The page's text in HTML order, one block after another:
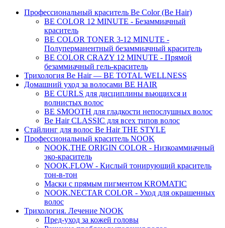
Профессиональный краситель Be Color (Be Hair)
BE COLOR 12 MINUTE - Безаммиачный
краситель
BE COLOR TONER 3-12 MINUTE -
Полуперманентный безаммиачный краситель
BE COLOR CRAZY 12 MINUTE - Прямой
безаммиачный гель-краситель
Трихология Be Hair — BE TOTAL WELLNESS
Домашний уход за волосами BE HAIR
BE CURLS для дисциплины вьющихся и
волнистых волос
BE SMOOTH для гладкости непослушных волос
Be Hair CLASSIC для всех типов волос
Стайлинг для волос Be Hair THE STYLE
Профессиональный краситель NOOK
NOOK.THE ORIGIN COLOR - Низкоаммиачный
эко-краситель
NOOK.FLOW - Кислый тонирующий краситель
тон-в-тон
Маски с прямым пигментом KROMATIC
NOOK.NECTAR COLOR - Уход для окрашенных
волос
Трихология. Лечение NOOK
Пред-уход за кожей головы